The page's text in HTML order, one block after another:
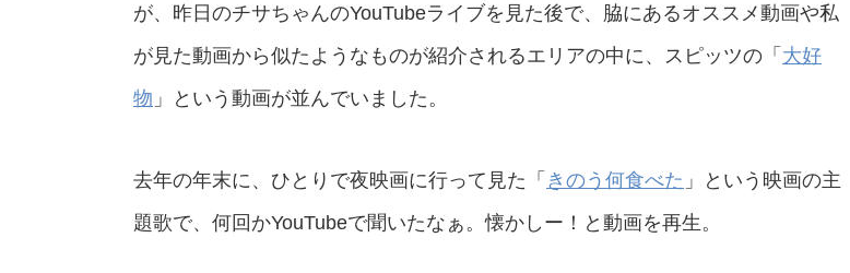
が、昨日のチサちゃんのYouTubeライブを見た後で、脇にあるオススメ動画や私
が見た動画から似たようなものが紹介されるエリアの中に、スピッツの「 大好
物 」という動画が並んでいました。
去年の年末に、ひとりで夜映画に行って見た「 きのう何食べた 」という映画の主
題歌で、何回かYouTubeで聞いたなぁ。懐かしー！と動画を再生。